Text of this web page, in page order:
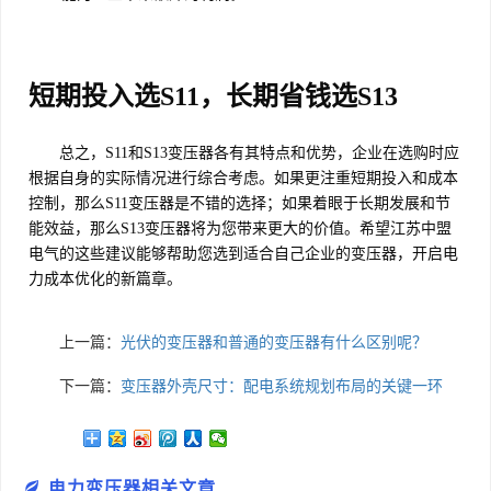
短期投入选S11，长期省钱选S13
总之，S11和S13变压器各有其特点和优势，企业在选购时应
根据自身的实际情况进行综合考虑。如果更注重短期投入和成本
控制，那么S11变压器是不错的选择；如果着眼于长期发展和节
能效益，那么S13变压器将为您带来更大的价值。希望江苏中盟
电气的这些建议能够帮助您选到适合自己企业的变压器，开启电
力成本优化的新篇章。
上一篇： 光伏的变压器和普通的变压器有什么区别呢？
下一篇： 变压器外壳尺寸：配电系统规划布局的关键一环